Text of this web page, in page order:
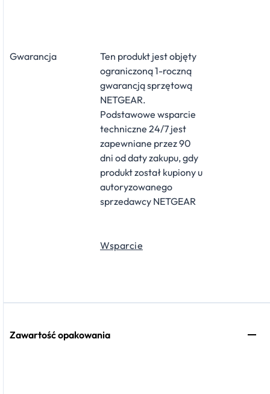
Gwarancja
Ten produkt jest objęty
ograniczoną 1-roczną
gwarancją sprzętową
NETGEAR.
Podstawowe wsparcie
techniczne 24/7 jest
zapewniane przez 90
dni od daty zakupu, gdy
produkt został kupiony u
autoryzowanego
sprzedawcy NETGEAR
Wsparcie
Zawartość opakowania